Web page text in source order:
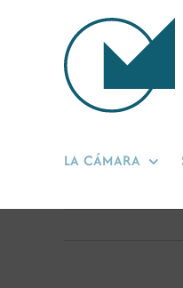
contenido
LA CÁMARA